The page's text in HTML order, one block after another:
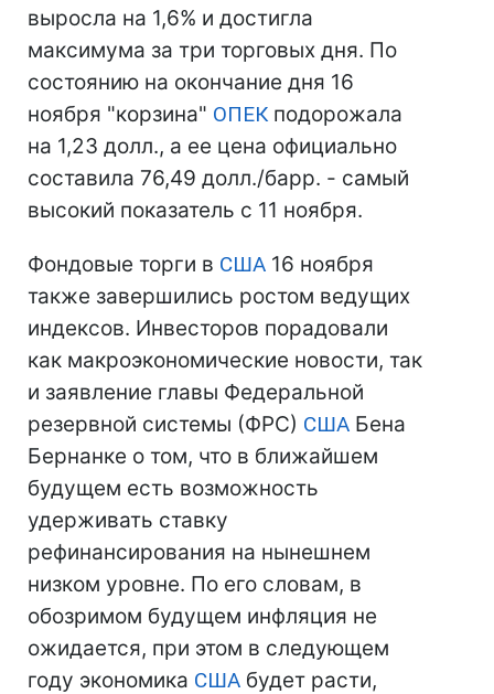
выросла на 1,6% и достигла
максимума за три торговых дня. По
состоянию на окончание дня 16
ноября "корзина" ОПЕКподорожала
на 1,23 долл., а ее цена официально
составила 76,49 долл./барр. - самый
высокий показатель с 11 ноября.
Фондовые торги в США 16 ноября
также завершились ростом ведущих
индексов. Инвесторов порадовали
как макроэкономические новости, так
и заявление главы Федеральной
резервной системы (ФРС) США Бена
Бернанке о том, что в ближайшем
будущем есть возможность
удерживать ставку
рефинансирования на нынешнем
низком уровне. По его словам, в
обозримом будущем инфляция не
ожидается, при этом в следующем
году экономика США будет расти,